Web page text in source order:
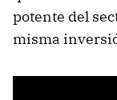
potente del
misma